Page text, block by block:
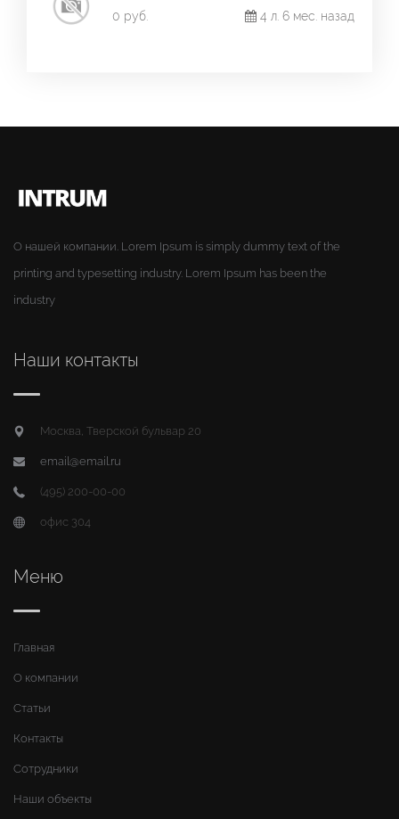
0 руб.
4 л. 6 мес. назад
О нашей компании. Lorem Ipsum is simply dummy text of the
printing and typesetting industry. Lorem Ipsum has been the
industry
Наши контакты
Москва, Тверской бульвар 20
email@email.ru
(495) 200-00-00
офис 304
Меню
Главная
О компании
Статьи
Контакты
Сотрудники
Наши объекты